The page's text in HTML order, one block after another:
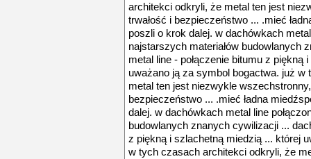
architekci odkryli, że metal ten jest
trwałość i bezpieczeństwo ... .mieć
poszli o krok dalej. w dachówkach
najstarszych materiałów budowlanych
metal line - połączenie bitumu z piękną
uważano ją za symbol bogactwa. już
metal ten jest niezwykle
bezpieczeństwo ... .mieć ładna
dalej. w dachówkach metal line
budowlanych znanych cywilizacji ...
z piękną i szlachetną miedzią ... której
w tych czasach architekci odkryli, że